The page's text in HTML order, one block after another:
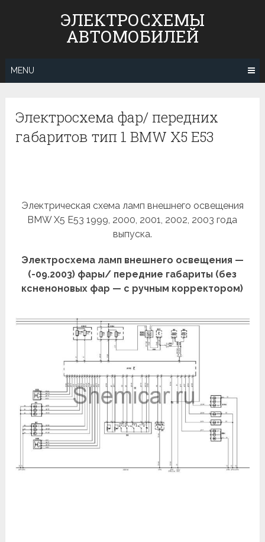
ЭЛЕКТРОСХЕМЫ
АВТОМОБИЛЕЙ
MENU
Электросхема фар/ передних
габаритов тип 1 BMW X5 E53
Электрическая схема ламп внешнего освещения
BMW X5 E53 1999, 2000, 2001, 2002, 2003 года
выпуска.
Электросхема ламп внешнего освещения —
(-09.2003) фары/ передние габариты (без
ксненоновых фар — с ручным корректором)